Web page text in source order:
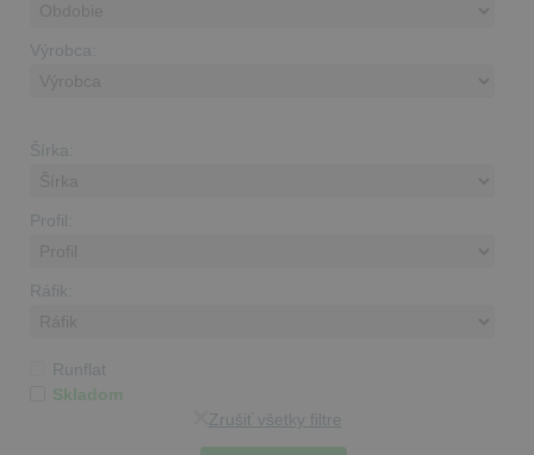
Výrobca:
Šírka:
Profil:
Ráfik:
Runflat
Skladom
Zrušiť všetky filtre